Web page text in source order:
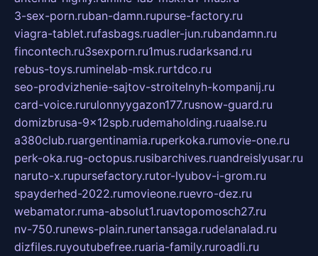
3-sex-porn.ruban-damn.rupurse-factory.ru
viagra-tablet.rufasbags.ruadler-jun.rubandamn.ru
fincontech.ru3sexporn.ru1mus.rudarksand.ru
rebus-toys.ruminelab-msk.rurtdco.ru
seo-prodvizhenie-sajtov-stroitelnyh-kompanij.ru
card-voice.rurulonnyygazon177.rusnow-guard.ru
domizbrusa-9x12spb.rudemaholding.ruaalse.ru
a380club.ruargentinamia.ruperkoka.rumovie-one.ru
perk-oka.rug-octopus.rusibarchives.ruandreislyusar.ru
naruto-x.rupursefactory.rutor-lyubov-i-grom.ru
spayderhed-2022.rumovieone.ruevro-dez.ru
webamator.ruma-absolut1.ruavtopomosch27.ru
nv-750.runews-plain.runertansaga.rudelanalad.ru
dizfiles.ruyoutubefree.ruaria-family.ruroadli.ru